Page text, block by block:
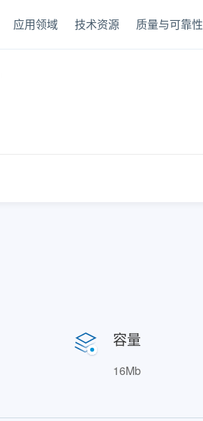
应用领域 技术资源 质量与可靠性
容量
16Mb